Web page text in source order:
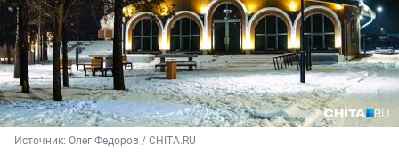
Источник: Олег Федоров / CHITA.RU